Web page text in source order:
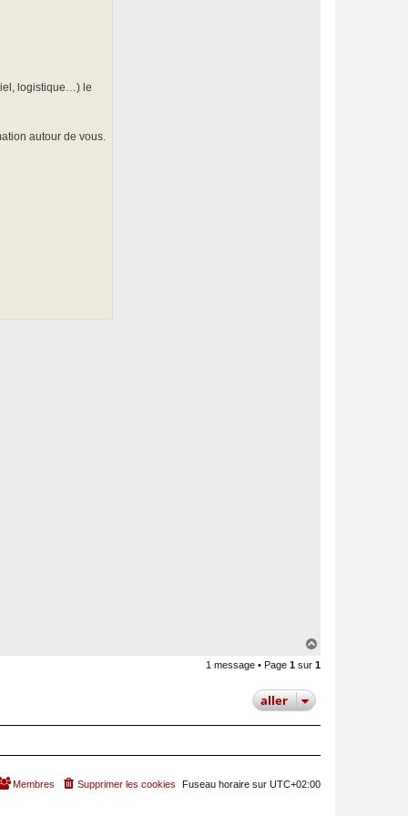
logistique…) le
autour de vous.
u
1 message • Page 1 sur 1
aller
Fuseau horaire sur UTC+02:00
Supprimer les cookies
Membres